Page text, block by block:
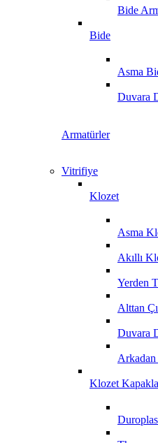
Bide
Bide
Asma
Duvara
Armatürler
Vitrifiye
Klozet
Asma
Akıllı
Yerden
Alttan
Duvara
Arkadan
Klozet